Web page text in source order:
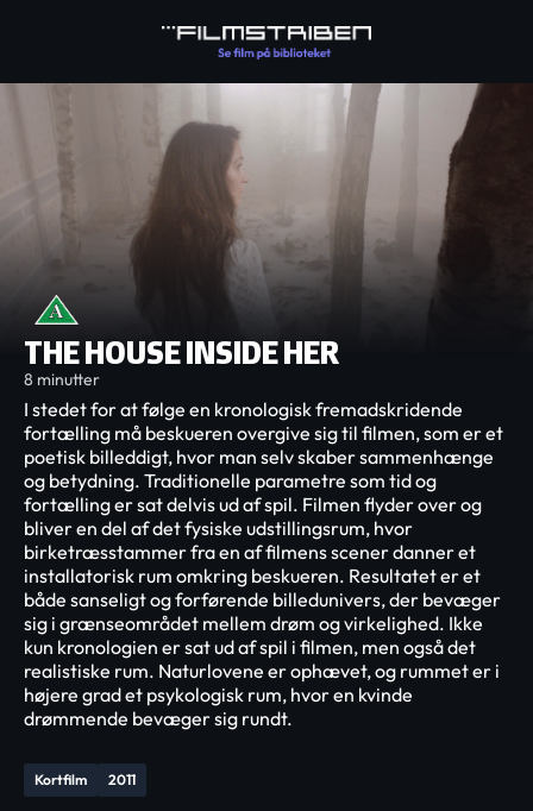
THE HOUSE INSIDE HER
8 minutter
Kortfilm 2011
I stedet for at følge en kronologisk fremadskridende
fortælling må beskueren overgive sig til filmen, som er et
poetisk billeddigt, hvor man selv skaber sammenhænge
og betydning. Traditionelle parametre som tid og
fortælling er sat delvis ud af spil. Filmen flyder over og
bliver en del af det fysiske udstillingsrum, hvor
birketræsstammer fra en af filmens scener danner et
installatorisk rum omkring beskueren. Resultatet er et
både sanseligt og forførende billedunivers, der bevæger
sig i grænseområdet mellem drøm og virkelighed. Ikke
kun kronologien er sat ud af spil i filmen, men også det
realistiske rum. Naturlovene er ophævet, og rummet er i
højere grad et psykologisk rum, hvor en kvinde
drømmende bevæger sig rundt.